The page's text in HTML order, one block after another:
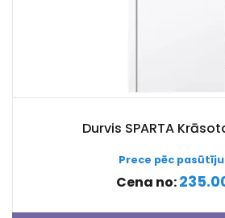
Durvis SPARTA
Prece pēc
Cena no: